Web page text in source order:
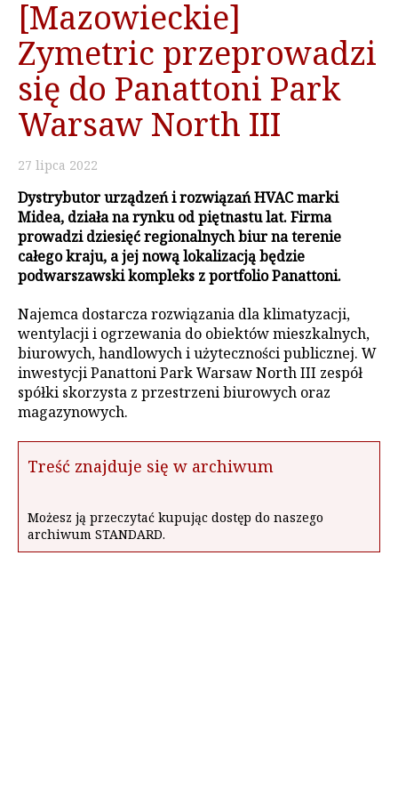
[Mazowieckie]
Zymetric przeprowadzi
się do Panattoni Park
Warsaw North III
27 lipca 2022
Dystrybutor urządzeń i rozwiązań HVAC marki
Midea, działa na rynku od piętnastu lat. Firma
prowadzi dziesięć regionalnych biur na terenie
całego kraju, a jej nową lokalizacją będzie
podwarszawski kompleks z portfolio Panattoni.
Najemca dostarcza rozwiązania dla klimatyzacji,
wentylacji i ogrzewania do obiektów mieszkalnych,
biurowych, handlowych i użyteczności publicznej. W
inwestycji Panattoni Park Warsaw North III zespół
spółki skorzysta z przestrzeni biurowych oraz
magazynowych.
Treść znajduje się w archiwum
Możesz ją przeczytać kupując dostęp do naszego
archiwum STANDARD.